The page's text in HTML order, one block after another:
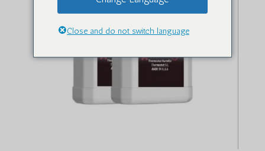
Close and do not switch language